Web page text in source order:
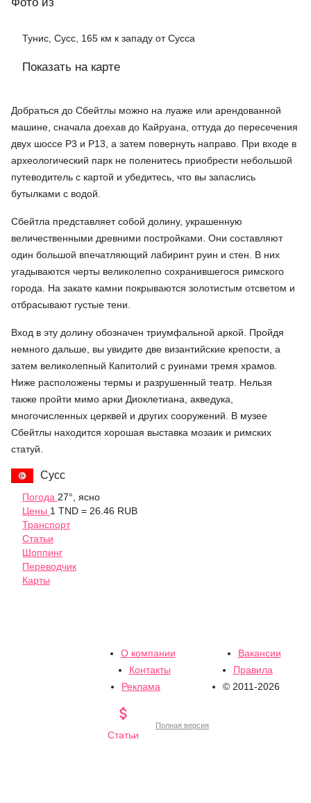
Тунис, Сусс, 165 км к западу от Сусса
Показать на карте
Добраться до Сбейтлы можно на луаже или арендованной
машине, сначала доехав до Кайруана, оттуда до пересечения
двух шоссе Р3 и Р13, а затем повернуть направо. При входе в
археологический парк не поленитесь приобрести небольшой
путеводитель с картой и убедитесь, что вы запаслись
бутылками с водой.
Сбейтла представляет собой долину, украшенную
величественными древними постройками. Они составляют
один большой впечатляющий лабиринт руин и стен. В них
угадываются черты великолепно сохранившегося римского
города. На закате камни покрываются золотистым отсветом и
отбрасывают густые тени.
Вход в эту долину обозначен триумфальной аркой. Пройдя
немного дальше, вы увидите две византийские крепости, а
затем великолепный Капитолий с руинами тремя храмов.
Ниже расположены термы и разрушенный театр. Нельзя
также пройти мимо арки Диоклетиана, акведука,
многочисленных церквей и других сооружений. В музее
Сбейтлы находится хорошая выставка мозаик и римских
статуй.
Сусс
Погода 27°, ясно
Цены 1 TND = 26.46 RUB
Транспорт
Статьи
Шоппинг
Переводчик
Карты
О компании
Вакансии
Контакты
Правила
Реклама
© 2011-2026

Статьи
Полная версия